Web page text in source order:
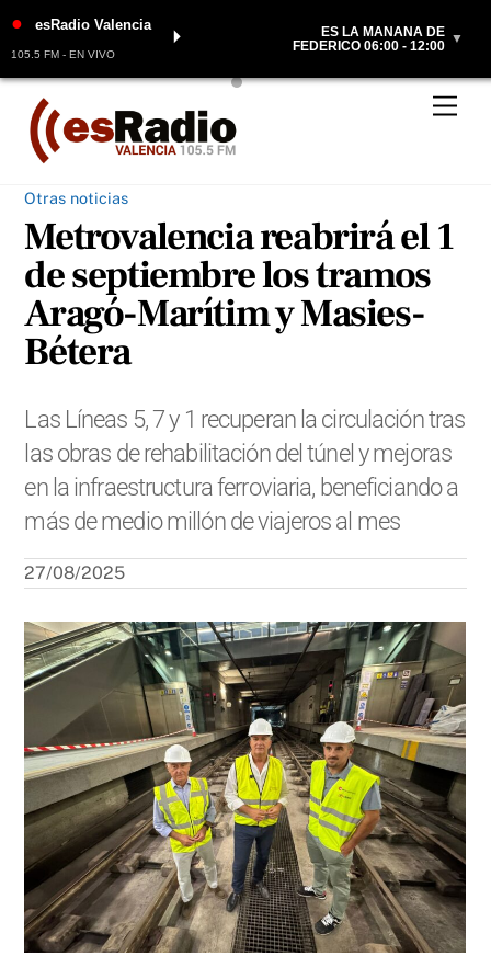
Skip
content
● esRadio Valencia
105.5 FM - EN VIVO
⏵
ES LA MAÑANA DE
FEDERICO 06:00 - 12:00 ▼
Otras noticias
Metrovalencia reabrirá el 1
de septiembre los tramos
Aragó-Marítim y Masies-
Bétera
Las Líneas 5, 7 y 1 recuperan la circulación tras
las obras de rehabilitación del túnel y mejoras
en la infraestructura ferroviaria, beneficiando a
más de medio millón de viajeros al mes
27/08/2025